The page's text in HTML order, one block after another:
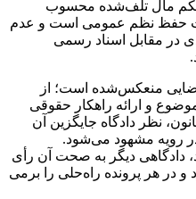
حکم مال تلف‌شده محسوب
حفظ نظم عمومی است و عدم
در مقابل اسناد رسمی
منعکس‌شده است؛ از
و ارائه راهکار حقوقی
نظر دادگاه جایگزین آن
رویه مشهود می‌شود.
دادگاهی دیگر به صحت آن رأی
در هر پرونده راه‌حلی را برمی